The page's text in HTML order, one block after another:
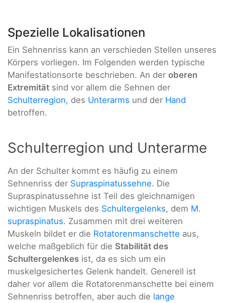
Spezielle Lokalisationen
Ein Sehnenriss kann an verschieden Stellen unseres
Körpers vorliegen. Im Folgenden werden typische
Manifestationsorte beschrieben. An der oberen
Extremität sind vor allem die Sehnen der
Schulterregion, des Unterarms und der Hand
betroffen.
Schulterregion und Unterarme
An der Schulter kommt es häufig zu einem
Sehnenriss der Supraspinatussehne. Die
Supraspinatussehne ist Teil des gleichnamigen
wichtigen Muskels des Schultergelenks, dem M.
supraspinatus. Zusammen mit drei weiteren
Muskeln bildet er die Rotatorenmanschette aus,
welche maßgeblich für die Stabilität des
Schultergelenkes ist, da es sich um ein
muskelgesichertes Gelenk handelt. Generell ist
daher vor allem die Rotatorenmanschette bei einem
Sehnenriss betroffen, aber auch die lange